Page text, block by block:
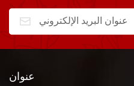
عنوان